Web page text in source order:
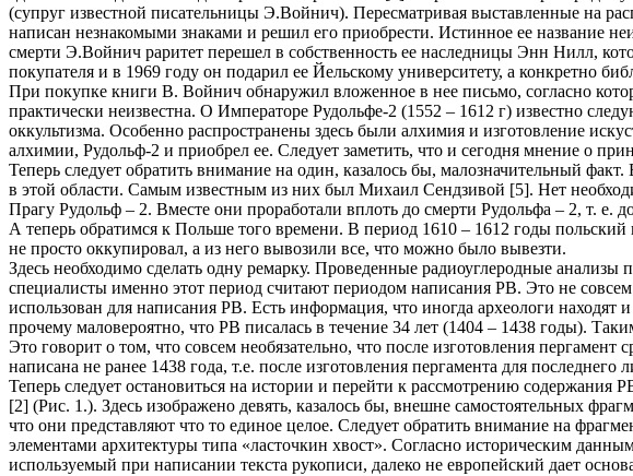
(супруг известной писательницы Э.Войнич). Пересматривая выставленные на
написан незнакомыми знаками и решил его приобрести. Истинное ее название
смерти Э.Войнич раритет перешел в собственность ее наследницы Энн Нилл,
покупателя и в 1969 году он подарил ее Йельскому университету, а конкретно
При покупке книги В. Войнич обнаружил вложенное в нее письмо, согласно
практически неизвестна. О Императоре Рудольфе-2 (1552 – 1612 г) известно
оккультизма. Особенно распространены здесь были алхимия и изготовление
алхимии, Рудольф-2 и приобрел ее. Следует заметить, что и сегодня мнение о
Теперь следует обратить внимание на один, казалось бы, малозначительный
в этой области. Самым известным из них был Михаил Сендзивой [5]. Нет
Прагу Рудольф – 2. Вместе они проработали вплоть до смерти Рудольфа – 2, т. е.
А теперь обратимся к Польше того времени. В период 1610 – 1612 годы
не просто оккупировал, а из него вывозили все, что можно было вывезти.
Здесь необходимо сделать одну ремарку. Проведенные радиоуглеродные
специалисты именно этот период считают периодом написания РВ. Это не
использован для написания РВ. Есть информация, что иногда археологи находят
прочему маловероятно, что РВ писалась в течение 34 лет (1404 – 1438 годы).
Это говорит о том, что совсем необязательно, что после изготовления
написана не ранее 1438 года, т.е. после изготовления пергамента для последнего
Теперь следует остановиться на истории и перейти к рассмотрению
[2] (Рис. 1.). Здесь изображено девять, казалось бы, внешне самостоятельных
что они представляют что то единое целое. Следует обратить внимание на
элементами архитектуры типа «ласточкин хвост». Согласно историческим
используемый при написании текста рукописи, далеко не европейский дает